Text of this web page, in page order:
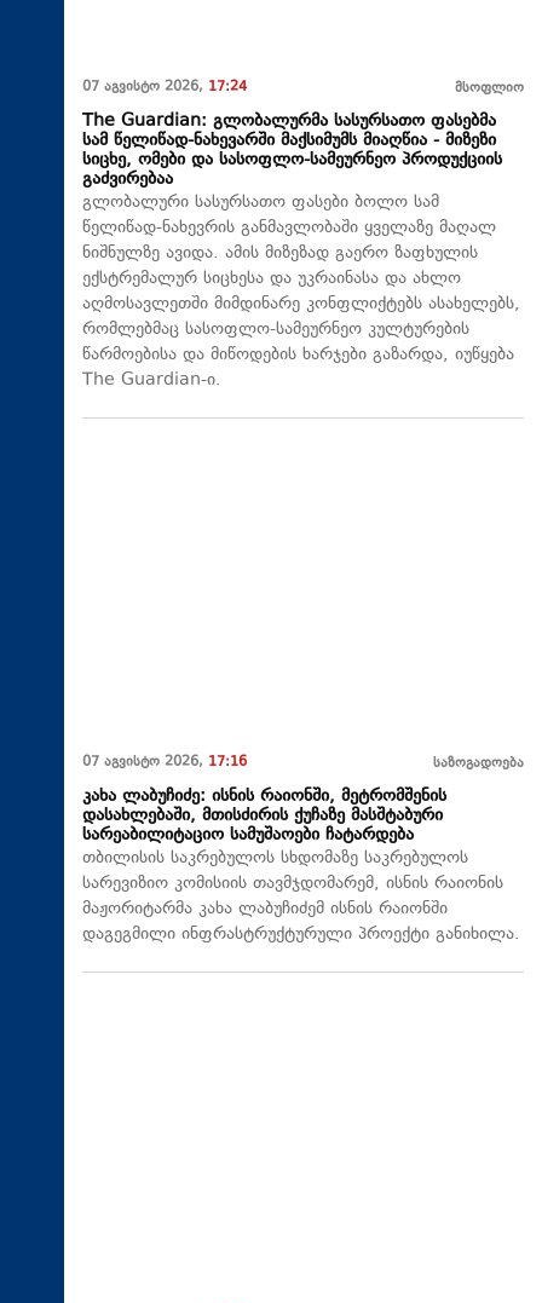
07 აგვისტო 2026, 17:24 მსოფლიო
The Guardian: გლობალურმა სასურსათო ფასებმა
სამ წელიწად-ნახევარში მაქსიმუმს მიაღწია - მიზეზი
სიცხე, ომები და სასოფლო-სამეურნეო პროდუქციის
გაძვირებაა
გლობალური სასურსათო ფასები ბოლო სამ
წელიწად-ნახევრის განმავლობაში ყველაზე მაღალ
ნიშნულზე ავიდა. ამის მიზეზად გაერო ზაფხულის
ექსტრემალურ სიცხესა და უკრაინასა და ახლო
აღმოსავლეთში მიმდინარე კონფლიქტებს ასახელებს,
რომლებმაც სასოფლო-სამეურნეო კულტურების
წარმოებისა და მიწოდების ხარჯები გაზარდა, იუწყება
The Guardian-ი.
07 აგვისტო 2026, 17:16 საზოგადოება
კახა ლაბუჩიძე: ისნის რაიონში, მეტრომშენის
დასახლებაში, მთისძირის ქუჩაზე მასშტაბური
სარეაბილიტაციო სამუშაოები ჩატარდება
თბილისის საკრებულოს სხდომაზე საკრებულოს
სარევიზიო კომისიის თავმჯდომარემ, ისნის რაიონის
მაჟორიტარმა კახა ლაბუჩიძემ ისნის რაიონში
დაგეგმილი ინფრასტრუქტურული პროექტი განიხილა.